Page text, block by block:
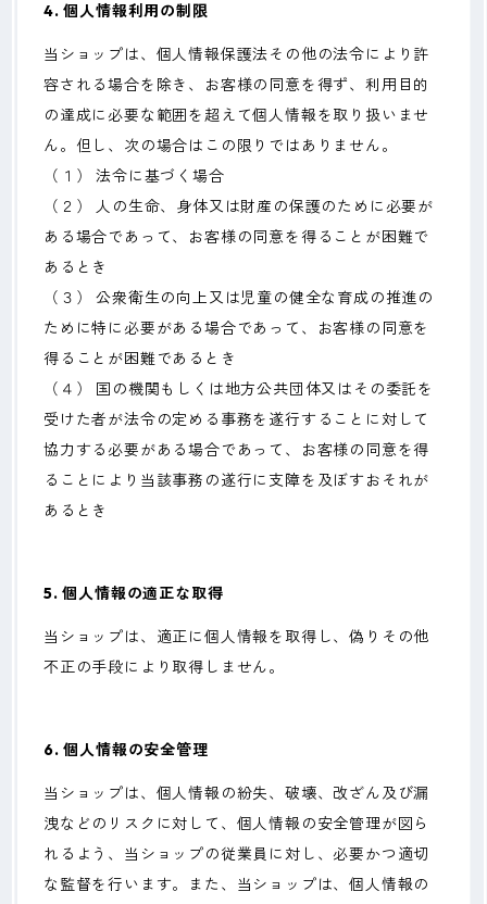
4. 個人情報利用の制限
当ショップは、個人情報保護法その他の法令により許
容される場合を除き、お客様の同意を得ず、利用目的
の達成に必要な範囲を超えて個人情報を取り扱いませ
ん。但し、次の場合はこの限りではありません。
（１） 法令に基づく場合
（２） 人の生命、身体又は財産の保護のために必要が
ある場合であって、お客様の同意を得ることが困難で
あるとき
（３） 公衆衛生の向上又は児童の健全な育成の推進の
ために特に必要がある場合であって、お客様の同意を
得ることが困難であるとき
（４） 国の機関もしくは地方公共団体又はその委託を
受けた者が法令の定める事務を遂行することに対して
協力する必要がある場合であって、お客様の同意を得
ることにより当該事務の遂行に支障を及ぼすおそれが
あるとき
5. 個人情報の適正な取得
当ショップは、適正に個人情報を取得し、偽りその他
不正の手段により取得しません。
6. 個人情報の安全管理
当ショップは、個人情報の紛失、破壊、改ざん及び漏
洩などのリスクに対して、個人情報の安全管理が図ら
れるよう、当ショップの従業員に対し、必要かつ適切
な監督を行います。また、当ショップは、個人情報の